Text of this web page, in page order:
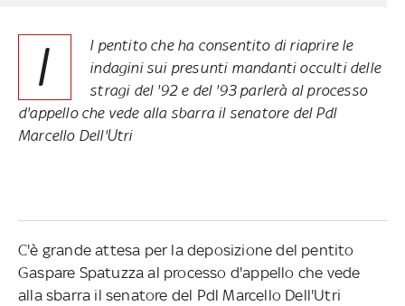
I
l pentito che ha consentito di riaprire le
indagini sui presunti mandanti occulti delle
stragi del '92 e del '93 parlerà al processo
d'appello che vede alla sbarra il senatore del Pdl
Marcello Dell'Utri
C'è grande attesa per la deposizione del pentito
Gaspare Spatuzza al processo d'appello che vede
alla sbarra il senatore del Pdl Marcello Dell'Utri